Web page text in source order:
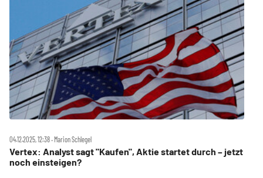
04.12.2025, 12:38 ‧ Marion Schlegel
Vertex: Analyst sagt "Kaufen", Aktie startet durch – jetzt
noch einsteigen?